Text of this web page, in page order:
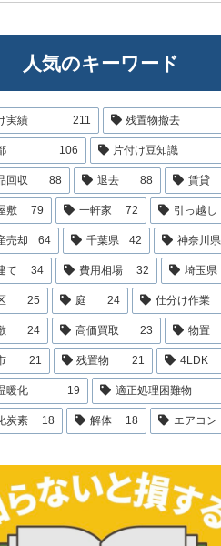
人気のキーワード
実績 211 残置物撤去
106 片付け豆知識
回収 88 退去 88 賃貸
敷 79 一軒家 72 引っ越し
売却 64 千葉県 42 神奈川県
て 34 費用相場 32 埼玉県
25 庭 24 仕分け作業
24 高価買取 23 物置
21 残置物 21 4LDK
暖化 19 適正処理困難物
炭素 18 解体 18 エアコン